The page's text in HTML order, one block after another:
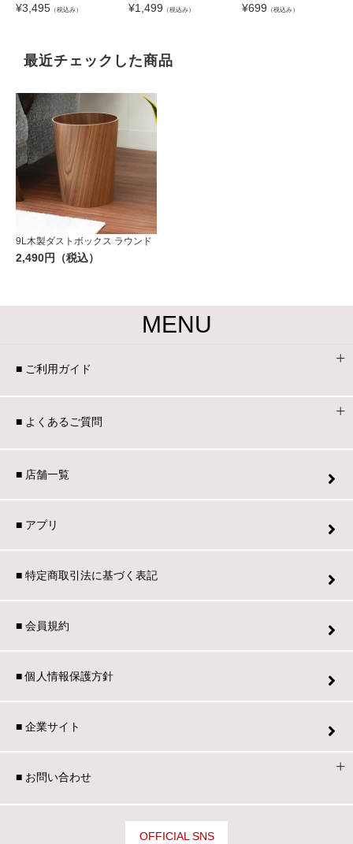
¥3,495 （税込み） ¥1,499 （税込み） ¥699 （税込み）
最近チェックした商品
9L木製ダストボックス ラウンド
2,490円（税込）
MENU
■ ご利用ガイド
■ よくあるご質問
■ 店舗一覧
■ アプリ
■ 特定商取引法に基づく表記
■ 会員規約
■ 個人情報保護方針
■ 企業サイト
■ お問い合わせ
OFFICIAL SNS